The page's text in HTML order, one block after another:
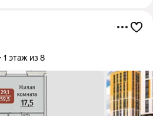
1 этаж из 8